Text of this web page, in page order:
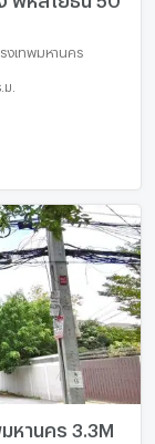
งเทพมหานคร
ม.
หานคร 3.3M